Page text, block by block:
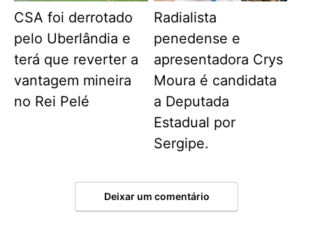
CSA foi derrotado
pelo Uberlândia e
terá que reverter a
vantagem mineira
no Rei Pelé
Radialista
penedense e
apresentadora Crys
Moura é candidata
a Deputada
Estadual por
Sergipe.
Deixar um comentário